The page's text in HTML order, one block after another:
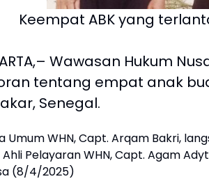
Keempat ABK yang
Wawasan Hukum
tentang empat anak
Senegal.
Umum WHN, Capt. Arqam Bakri,
Pelayaran WHN, Capt. Agam
(8/4/2025)